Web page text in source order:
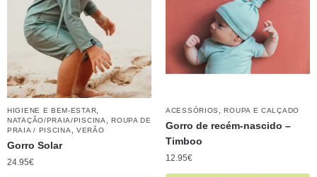
HIGIENE E BEM-ESTAR
NATAÇÃO/PRAIA/PISCINA ,ROUPA DE
PRAIA / PISCINA
VERÃO
Gorro Solar
24.95€
ACESSÓRIOS ,ROUPA E CALÇADO
Gorro de recém-nascido –
Timboo
12.95€